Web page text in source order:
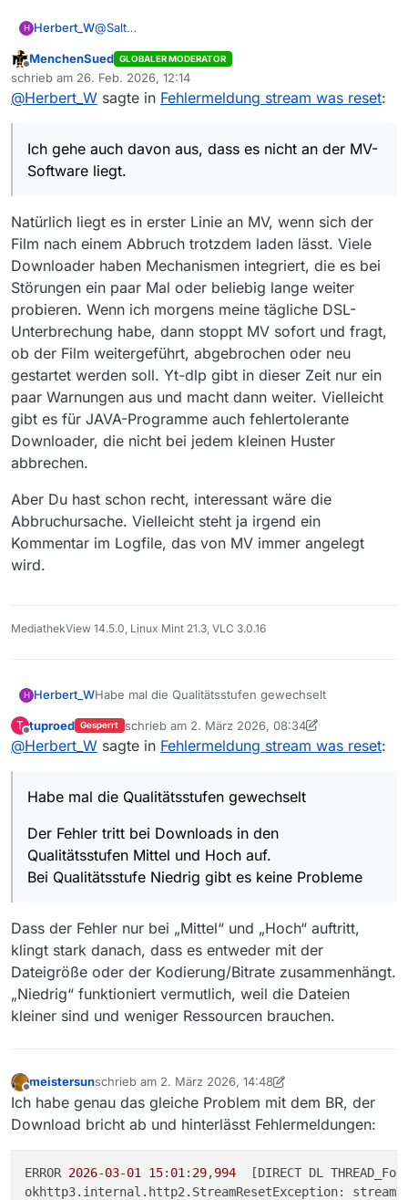
H Herbert_W@Salt
Software liegt.
Soeben ist der Download einer BR-Sendung wieder
mal abgebrochen.
Zwei Minuten später lief er fehlerfrei durch.
Interessant wäre zu wissen, was die Ursache ist.
Offline
MenchenSued GLOBALER MODERATOR
schrieb am 26. Feb. 2026, 12:14
zuletzt editiert von
@Herbert_W sagte in Fehlermeldung stream was reset:
Ich gehe auch davon aus, dass es nicht an der MV-
Software liegt.
Natürlich liegt es in erster Linie an MV, wenn sich der
Film nach einem Abbruch trotzdem laden lässt. Viele
Downloader haben Mechanismen integriert, die es bei
Störungen ein paar Mal oder beliebig lange weiter
probieren. Wenn ich morgens meine tägliche DSL-
Unterbrechung habe, dann stoppt MV sofort und fragt,
ob der Film weitergeführt, abgebrochen oder neu
gestartet werden soll. Yt-dlp gibt in dieser Zeit nur ein
paar Warnungen aus und macht dann weiter. Vielleicht
gibt es für JAVA-Programme auch fehlertolerante
Downloader, die nicht bei jedem kleinen Huster
abbrechen.
Aber Du hast schon recht, interessant wäre die
Abbruchursache. Vielleicht steht ja irgend ein
Kommentar im Logfile, das von MV immer angelegt
wird.
MediathekView 14.5.0, Linux Mint 21.3, VLC 3.0.16
H Herbert_WHabe mal die Qualitätsstufen gewechselt
Der Fehler tritt bei Downloads in den
Qualitätsstufen Mittel und Hoch auf.
T
Offline
tuproed Gesperrt schrieb am 2. März 2026, 08:34
zuletzt editiert von MenchenSued
@Herbert_W sagte in Fehlermeldung stream was reset:
Habe mal die Qualitätsstufen gewechselt
Der Fehler tritt bei Downloads in den
Qualitätsstufen Mittel und Hoch auf.
Bei Qualitätsstufe Niedrig gibt es keine Probleme
Dass der Fehler nur bei „Mittel“ und „Hoch“ auftritt,
klingt stark danach, dass es entweder mit der
Dateigröße oder der Kodierung/Bitrate zusammenhängt.
„Niedrig“ funktioniert vermutlich, weil die Dateien
kleiner sind und weniger Ressourcen brauchen.
Offline
meistersunschrieb am 2. März 2026, 14:48
zuletzt editiert von MenchenSued
Ich habe genau das gleiche Problem mit dem BR, der
Download bricht ab und hinterlässt Fehlermeldungen:
ERROR 2026-03-01 15: 01 : 29,994
[DIRECT DL
okhttp3.internal.http2.StreamResetException: stream